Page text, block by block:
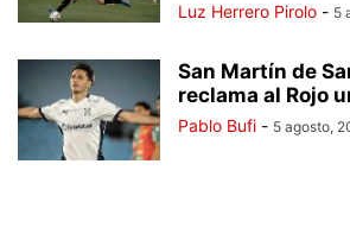
Luz Herrero Pirolo - 5
San Martín de
reclama al Rojo
Pablo Bufi - 5 agosto,